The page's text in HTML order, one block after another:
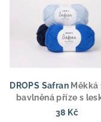
DROPS Safran Měkká
bavlněná příze s
ideální pro letní
38 Kč